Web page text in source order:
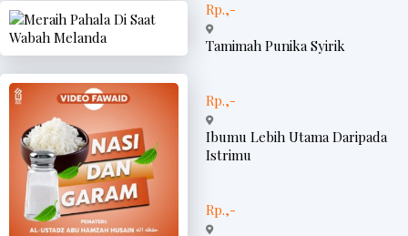
Rp.,-
Tamimah Punika Syirik
Rp.,-
Ibumu Lebih Utama Daripada
Istrimu
Rp.,-